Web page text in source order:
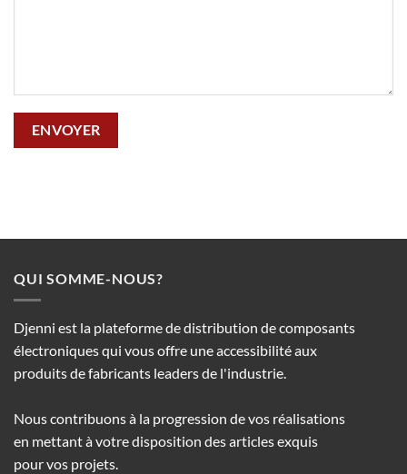
QUI SOMME-NOUS?
Djenni est la plateforme de distribution de composants
électroniques qui vous offre une accessibilité aux
produits de fabricants leaders de l'industrie.
Nous contribuons à la progression de vos réalisations
en mettant à votre disposition des articles exquis
pour vos projets.